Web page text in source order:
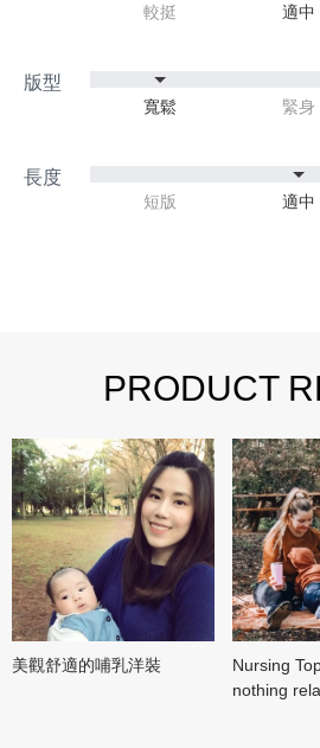
較挺 適中
寬鬆 緊身
短版 適中
PRODUCT
美觀舒適的哺乳洋裝
Nursing
nothing